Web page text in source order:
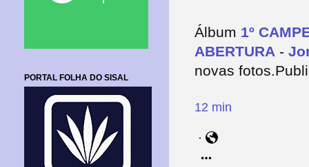
Álbum 1º
ABERTURA -
novas fotos.
12
S
1
o
3
ic
i9
8
min
·
PORTAL FOLHA DO SISAL